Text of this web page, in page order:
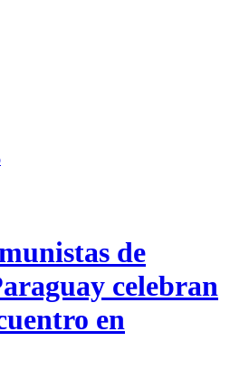
de
celebran
en